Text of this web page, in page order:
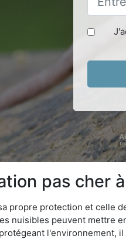
pas cher
propre protection et celle
nuisibles peuvent mettre
l'environnement,